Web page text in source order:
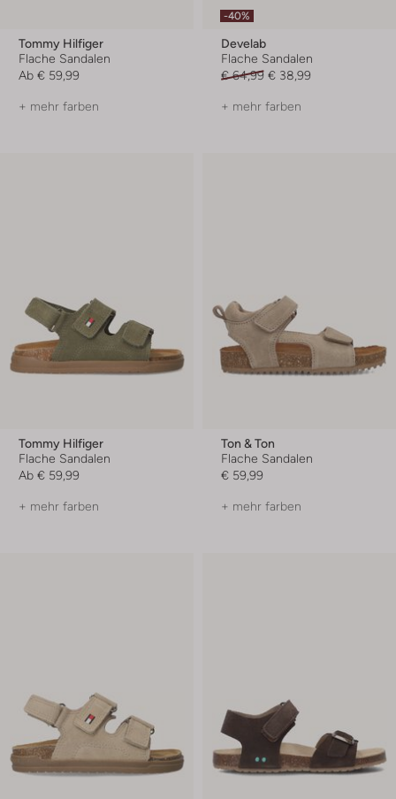
Tommy Hilfiger
Flache Sandalen
Ab € 59,99
+ mehr farben
-40%
Develab
Flache Sandalen
€ 64,99 € 38,99
+ mehr farben
Tommy Hilfiger
Flache Sandalen
Ab € 59,99
+ mehr farben
Ton & Ton
Flache Sandalen
€ 59,99
+ mehr farben